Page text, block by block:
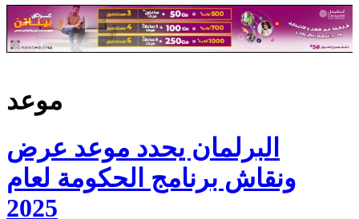
موعد
البرلمان يحدد موعد عرض
ونقاش برنامج الحكومة لعام
2025